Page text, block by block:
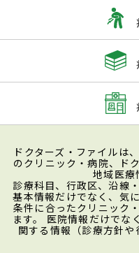
ドクターズ・ファイルは
のクリニック・病院、ド
地域医療
診療科目、行政区、沿線
基本情報だけでなく、気
条件に合ったクリニック
ます。 医院情報だけでな
関する情報（診療方針や